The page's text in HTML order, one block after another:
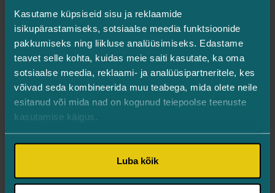
Kasutame küpsiseid sisu ja reklaamide
isikupärastamiseks, sotsiaalse meedia funktsioonide
pakkumiseks ning liikluse analüüsimiseks. Edastame
teavet selle kohta, kuidas meie saiti kasutate, ka oma
sotsiaalse meedia, reklaami- ja analüüsipartneritele, kes
võivad seda kombineerida muu teabega, mida olete neile
esitanud või mida nad on kogunud teiepoolse teenuste
kasutamise käigus.
Luba kõik
Täiendkoolitus Lumenise OptiLift ja
OptiLight aparaatide esteetilistest
kasutusvõimalustest
Kliinik